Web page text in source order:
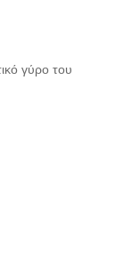
γύρο του